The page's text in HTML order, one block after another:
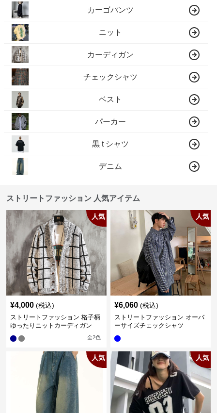
カーゴパンツ
ニット
カーディガン
チェックシャツ
ベスト
パーカー
黒 t シャツ
デニム
ストリートファッション 人気アイテム
人気
¥4,000 (税込)
ストリートファッション 格子柄
ゆったりニットカーディガン
全2色
人気
¥6,060 (税込)
ストリートファッション オーバ
ーサイズチェックシャツ
人気 人気